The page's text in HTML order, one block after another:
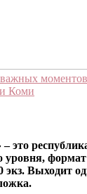
это
уровня,
экз. Выходит